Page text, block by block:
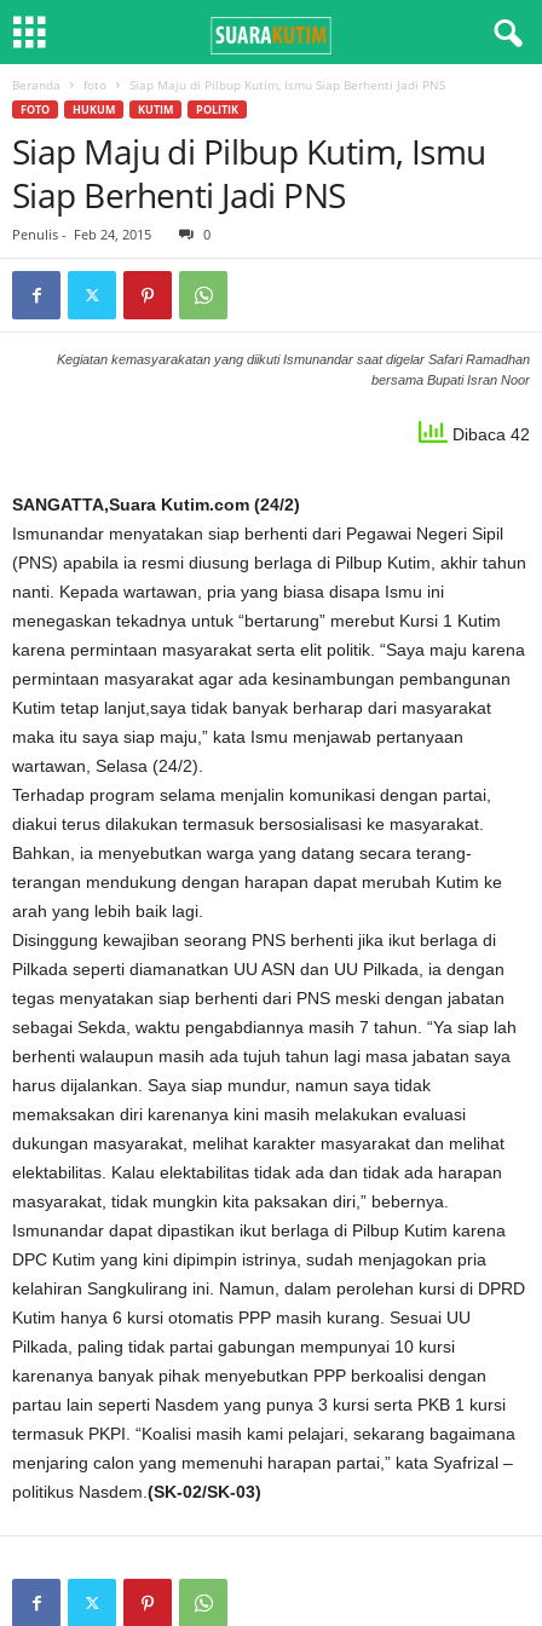
Beranda foto Siap Maju di Pilbup Kutim, Ismu Siap Berhenti Jadi PNS
FOTO HUKUM KUTIM POLITIK
Siap Maju di Pilbup Kutim, Ismu
Siap Berhenti Jadi PNS
Penulis - Feb 24, 2015 0
Kegiatan kemasyarakatan yang diikuti Ismunandar saat digelar Safari Ramadhan
bersama Bupati Isran Noor
Dibaca 42
SANGATTA,Suara Kutim.com (24/2)
Ismunandar menyatakan siap berhenti dari Pegawai Negeri Sipil
(PNS) apabila ia resmi diusung berlaga di Pilbup Kutim, akhir tahun
nanti. Kepada wartawan, pria yang biasa disapa Ismu ini
menegaskan tekadnya untuk “bertarung” merebut Kursi 1 Kutim
karena permintaan masyarakat serta elit politik. “Saya maju karena
permintaan masyarakat agar ada kesinambungan pembangunan
Kutim tetap lanjut,saya tidak banyak berharap dari masyarakat
maka itu saya siap maju,” kata Ismu menjawab pertanyaan
wartawan, Selasa (24/2).
Terhadap program selama menjalin komunikasi dengan partai,
diakui terus dilakukan termasuk bersosialisasi ke masyarakat.
Bahkan, ia menyebutkan warga yang datang secara terang-
terangan mendukung dengan harapan dapat merubah Kutim ke
arah yang lebih baik lagi.
Disinggung kewajiban seorang PNS berhenti jika ikut berlaga di
Pilkada seperti diamanatkan UU ASN dan UU Pilkada, ia dengan
tegas menyatakan siap berhenti dari PNS meski dengan jabatan
sebagai Sekda, waktu pengabdiannya masih 7 tahun. “Ya siap lah
berhenti walaupun masih ada tujuh tahun lagi masa jabatan saya
harus dijalankan. Saya siap mundur, namun saya tidak
memaksakan diri karenanya kini masih melakukan evaluasi
dukungan masyarakat, melihat karakter masyarakat dan melihat
elektabilitas. Kalau elektabilitas tidak ada dan tidak ada harapan
masyarakat, tidak mungkin kita paksakan diri,” bebernya.
Ismunandar dapat dipastikan ikut berlaga di Pilbup Kutim karena
DPC Kutim yang kini dipimpin istrinya, sudah menjagokan pria
kelahiran Sangkulirang ini. Namun, dalam perolehan kursi di DPRD
Kutim hanya 6 kursi otomatis PPP masih kurang. Sesuai UU
Pilkada, paling tidak partai gabungan mempunyai 10 kursi
karenanya banyak pihak menyebutkan PPP berkoalisi dengan
partau lain seperti Nasdem yang punya 3 kursi serta PKB 1 kursi
termasuk PKPI. “Koalisi masih kami pelajari, sekarang bagaimana
menjaring calon yang memenuhi harapan partai,” kata Syafrizal –
politikus Nasdem. (SK-02/SK-03)